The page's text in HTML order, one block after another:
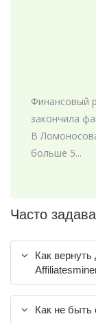
Финансовый
закончила
В
больше 5...
Часто
Как вернуть
Как не